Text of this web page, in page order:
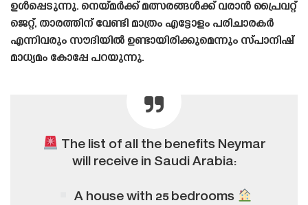
ഉൾപ്പെടുന്നു. നെയ്‌മർക്ക് മത്സരങ്ങൾക്ക് വരാൻ പ്രൈവറ്റ്
ജെറ്റ്, താരത്തിന് വേണ്ടി മാത്രം എട്ടോളം പരിചാരകർ
എന്നിവരും സൗദിയിൽ ഉണ്ടായിരിക്കുമെന്നും സ്‌പാനിഷ്‌
മാധ്യമം കോപ്പേ പറയുന്നു.
The list of all the benefits Neymar
will receive in Saudi Arabia:
A house with 25 bedrooms